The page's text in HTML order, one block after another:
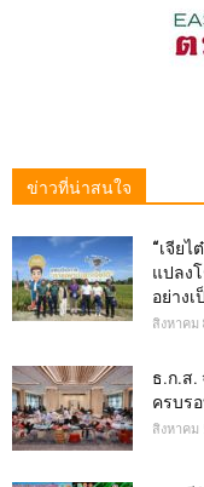
ข่าวที่น่าสนใจ
“เจีย
แปลง
อย่าง
สิงหาคม
ธ.ก.ส.
ครบร
สิงหาคม